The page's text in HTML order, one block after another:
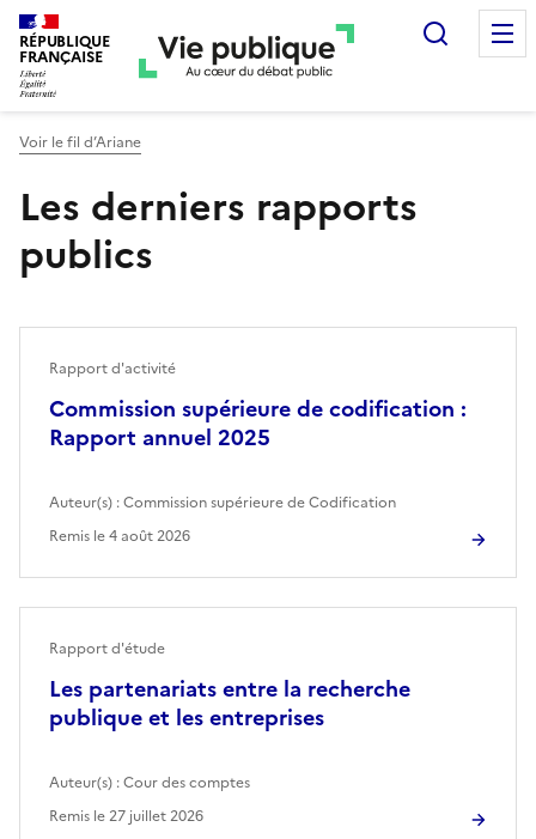
RÉPUBLIQUE
FRANÇAISE
Voir le fil d’Ariane
Les derniers rapports
publics
Commission supérieure de codification :
Rapport annuel 2025
Rapport d'activité
Auteur(s) :Commission supérieure de Codification
Remis le4 août 2026
Les partenariats entre la recherche
publique et les entreprises
Rapport d'étude
Auteur(s) :Cour des comptes
Remis le27 juillet 2026